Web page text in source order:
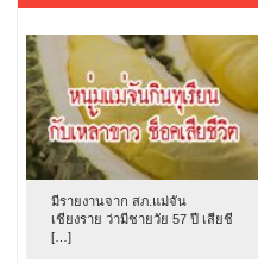
มีรายงานจาก สภ.แม่จัน
เชียงราย ว่ามีชายวัย 57 ปี เสียชี
[…]